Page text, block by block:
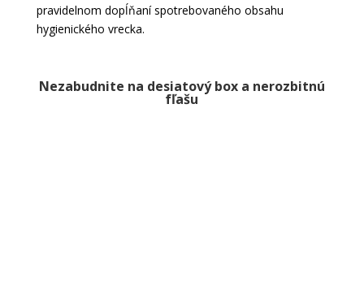
pravidelnom dopĺňaní spotrebovaného obsahu
hygienického vrecka.
Nezabudnite na desiatový box a nerozbitnú
fľašu